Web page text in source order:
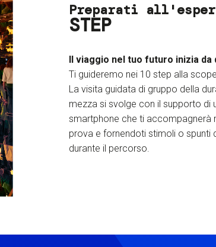
Preparati
STEP
Il viaggio nel tuo futuro inizia da
Ti guideremo nei 10 step alla
La visita guidata di gruppo della
mezza si svolge con il supporto di
smartphone che ti accompagnerà
prova e fornendoti stimoli o spunti
durante il percorso.